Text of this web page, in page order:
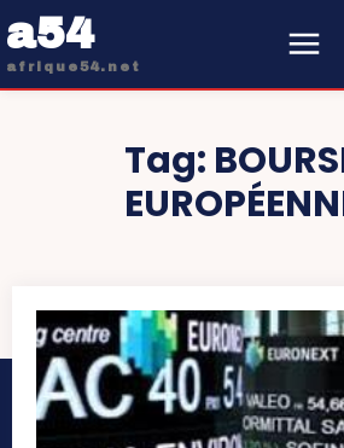
a54
afrique54.net
Tag: